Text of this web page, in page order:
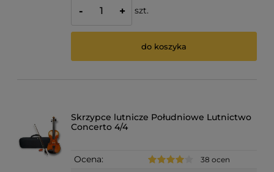
- + szt.
do koszyka
Skrzypce lutnicze Południowe Lutnictwo
Concerto 4/4
Ocena: 38 ocen